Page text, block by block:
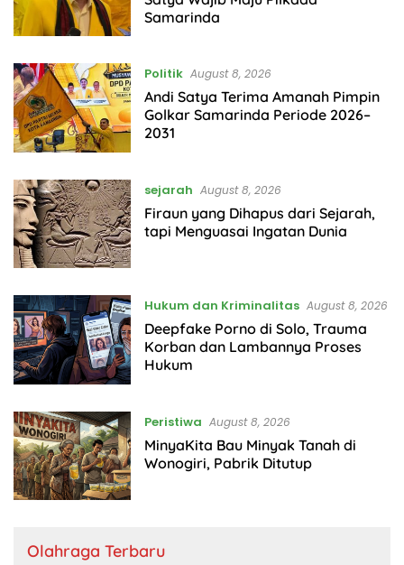
Samarinda
Politik August 8, 2026
Andi Satya Terima Amanah Pimpin
Golkar Samarinda Periode 2026–
2031
sejarah August 8, 2026
Firaun yang Dihapus dari Sejarah,
tapi Menguasai Ingatan Dunia
Hukum dan Kriminalitas August 8, 2026
Deepfake Porno di Solo, Trauma
Korban dan Lambannya Proses
Hukum
Peristiwa August 8, 2026
MinyaKita Bau Minyak Tanah di
Wonogiri, Pabrik Ditutup
Olahraga Terbaru